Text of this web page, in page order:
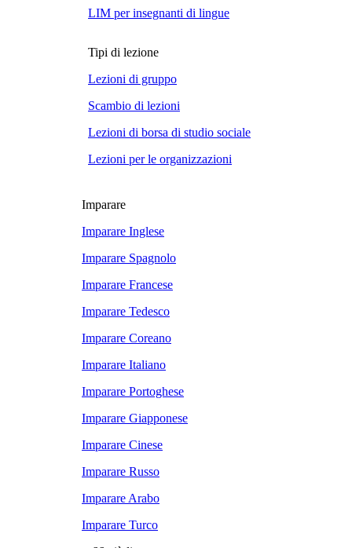
LIM per insegnanti di lingue
Tipi di lezione
Lezioni di gruppo
Scambio di lezioni
Lezioni di borsa di studio sociale
Lezioni per le organizzazioni
Imparare
Imparare Inglese
Imparare Spagnolo
Imparare Francese
Imparare Tedesco
Imparare Coreano
Imparare Italiano
Imparare Portoghese
Imparare Giapponese
Imparare Cinese
Imparare Russo
Imparare Arabo
Imparare Turco